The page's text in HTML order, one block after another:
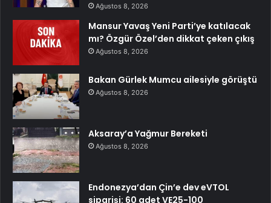
Ağustos 8, 2026
Mansur Yavaş Yeni Parti’ye katılacak
mı? Özgür Özel’den dikkat çeken çıkış
Ağustos 8, 2026
Bakan Gürlek Mumcu ailesiyle görüştü
Ağustos 8, 2026
Aksaray’a Yağmur Bereketi
Ağustos 8, 2026
Endonezya’dan Çin’e dev eVTOL
siparişi: 60 adet VE25-100